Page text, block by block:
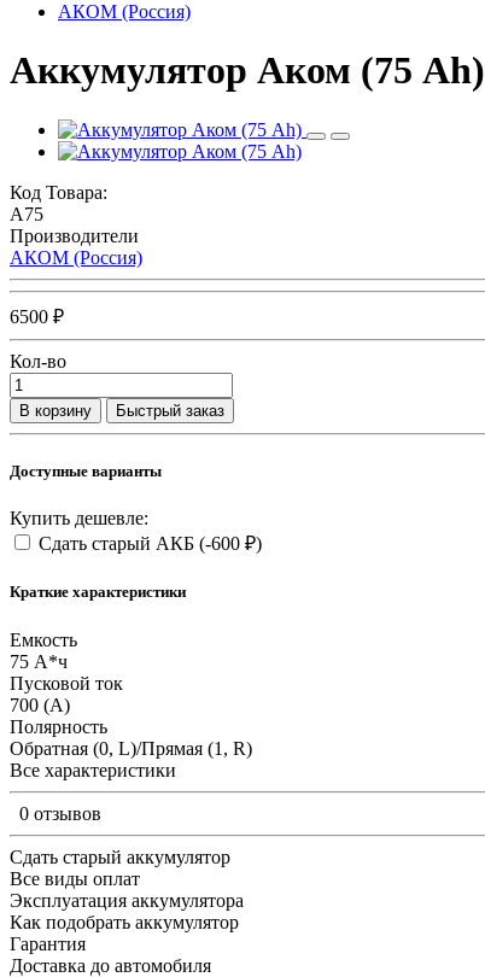
АКОМ (Россия)
Аккумулятор Аком (75 Ah)
Код Товара:
A75
Производители
АКОМ (Россия)
6500 ₽
Кол-во
В корзину Быстрый заказ
Доступные варианты
Купить дешевле:
Сдать старый АКБ (-600 ₽)
Краткие характеристики
Емкость
75 А*ч
Пусковой ток
700 (А)
Полярность
Обратная (0, L)/Прямая (1, R)
Все характеристики
0 отзывов
Сдать старый аккумулятор
Все виды оплат
Эксплуатация аккумулятора
Как подобрать аккумулятор
Гарантия
Доставка до автомобиля